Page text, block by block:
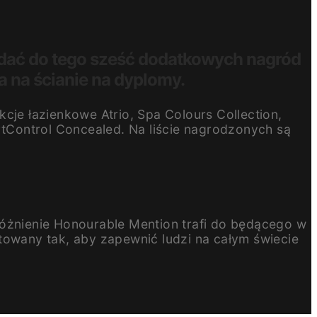
do tego sześć dodatkowych nagród
ścianie na dyplomy.
łazienkowe Atrio, Spa Colours Collection,
Concealed. Na liście nagrodzonych są
Honourable Mention trafi do będącego w
tak, aby zapewnić ludzi na całym świecie